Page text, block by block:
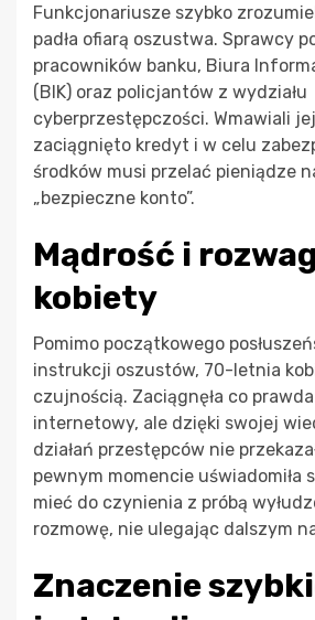
Funkcjonariusze szybko
padła ofiarą oszustwa. Sprawcy
pracowników banku, Biura
(BIK) oraz policjantów z wydziału
cyberprzestępczości. Wmawiali
zaciągnięto kredyt i w celu
środków musi przelać pieniądze
„bezpieczne konto”.
Mądrość i
kobiety
Pomimo początkowego
instrukcji oszustów, 70-letnia
czujnością. Zaciągnęła co
internetowy, ale dzięki swojej
działań przestępców nie
pewnym momencie uświadomiła
mieć do czynienia z próbą
rozmowę, nie ulegając dalszym
Znaczenie